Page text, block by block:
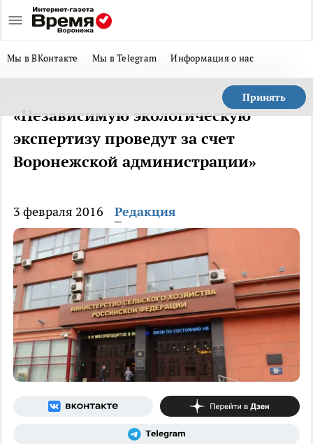
Мы в ВКонтакте Мы в Telegram Информация о нас
Принять
«Независимую экологическую
экспертизу проведут за счет
Воронежской администрации»
3 февраля 2016 Редакция